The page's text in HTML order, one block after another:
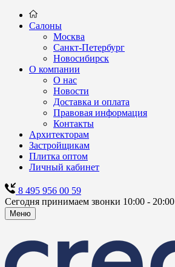
Салоны
Москва
Санкт-Петербург
Новосибирск
О компании
О нас
Новости
Доставка и оплата
Правовая информация
Контакты
Архитекторам
Застройщикам
Плитка оптом
Личный кабинет
8 495 956 00 59
Сегодня принимаем звонки 10:00 - 20:00
Меню